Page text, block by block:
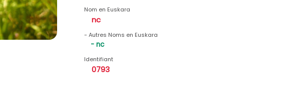
Nom en Euskara
nc
- Autres Noms en Euskara
- nc
Identifiant
0793